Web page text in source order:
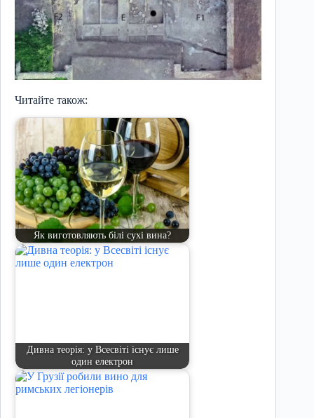
Читайте також:
Як виготовляють білі сухі вина?
Дивна теорія: у Всесвіті існує лише
один електрон